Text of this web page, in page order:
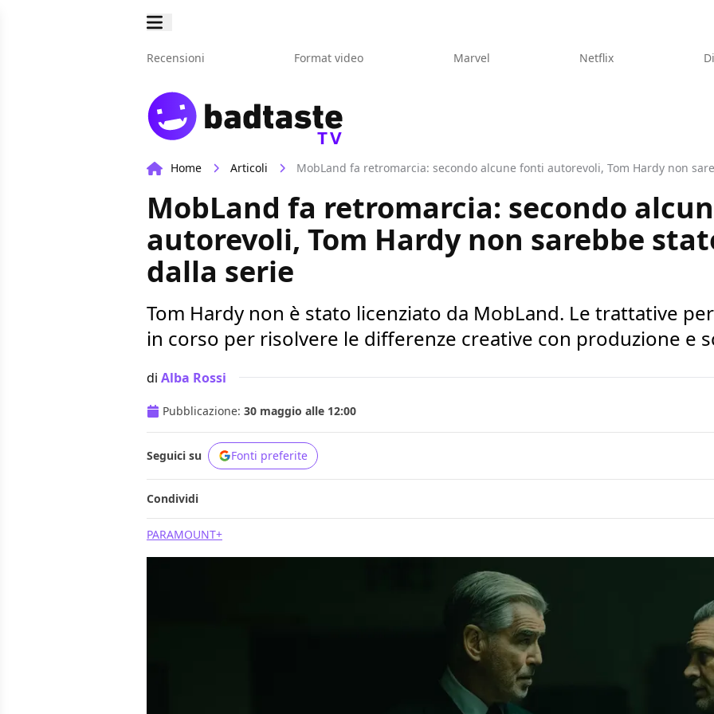
Recensioni Format video Marvel Netflix
TV
Home Articoli MobLand fa retromarcia: secondo alcune fonti autorevoli, Tom Hardy non
MobLand fa retromarcia: secondo
autorevoli, Tom Hardy non sarebbe
dalla serie
Tom Hardy non è stato licenziato da MobLand. Le trattative
in corso per risolvere le differenze creative con produzione e
di Alba Rossi
Pubblicazione: 30 maggio alle 12:00
Seguici su Fonti preferite
Condividi
PARAMOUNT+